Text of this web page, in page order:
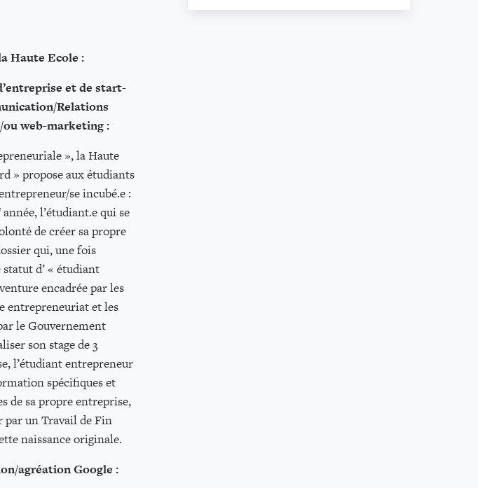
Haute Ecole :
et de start-
Relations
web-marketing :
», la Haute
» propose aux étudiants
se incubé.e :
année, l’étudiant.e qui se
de créer sa propre
qui, une fois
d’ « étudiant
encadrée par les
entrepreneuriat et les
le Gouvernement
son stage de 3
l’étudiant entrepreneur
spécifiques et
de sa propre entreprise,
par un Travail de Fin
naissance originale.
agréation Google :